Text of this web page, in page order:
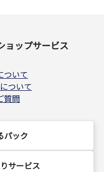
ョップサービス
ついて
ついて
質問
パック
サービス